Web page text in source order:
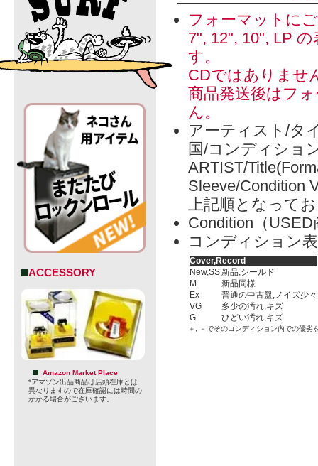
ACCESSORY
Amazon Market Place
*アマゾン出品商品は店頭在庫とは
異なりますので在庫確認には時間の
かかる場合がございます。
フォーマットに
7", 12", 10", LP
す。
CDではありませ
商品発送後はフ
ん。
アーティスト/タ
国/コンディショ
ARTIST/
Sleeve/Condition
上記順となって
Condition（
コンディション
Cover,Record
New,SS新品,シールド
M
新品同様
Ex
普通の中古盤,ノイズ少々
VG
多少の汚れ,キズ
G
ひどい汚れ,キズ
＋, －でそのコンディション内での優劣